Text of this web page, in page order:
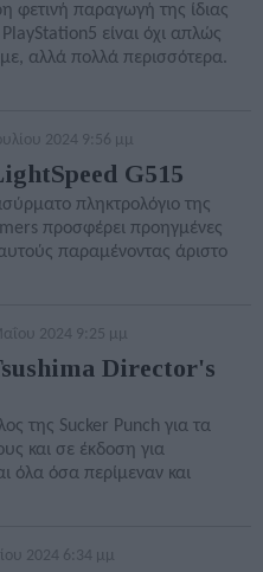
φετινή παραγωγή της ίδιας
είναι όχι απλώς
αλλά πολλά περισσότερα.
2024 9:56 μμ
G515
πληκτρολόγιο της
προσφέρει προηγμένες
αυτούς παραμένοντας άριστο
2024 9:25 μμ
Director's
της Sucker Punch για τα
και σε έκδοση για
όλα όσα περίμεναν και
2024 6:34 μμ